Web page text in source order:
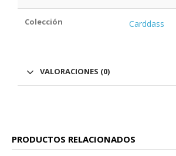
Colección Carddass
VALORACIONES (0)
PRODUCTOS RELACIONADOS